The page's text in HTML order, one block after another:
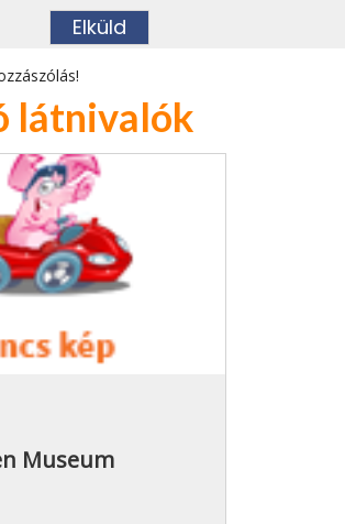
látnivalók
Museum